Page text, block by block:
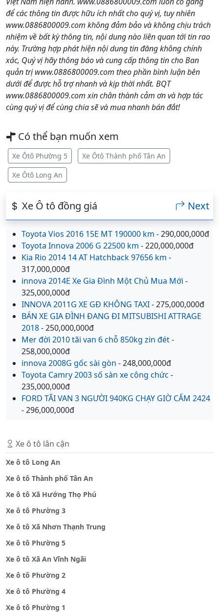
để các thông tin được hữu ích nhất cho quý vị, tuy nhiên
www.0886800009.com không đảm bảo và không chịu trách
nhiệm về bất kỳ thông tin, nội dung nào liên quan tới tin rao
này. Trường hợp phát hiện nội dung tin đăng không chính
xác, Quý vị hãy thông báo và cung cấp thông tin cho Ban
quản trị www.0886800009.com theo phần bình luận bên
dưới để được hỗ trợ nhanh và kịp thời nhất. BQT
www.0886800009.com xin chân thành cảm ơn và hợp tác
cùng quý vị để cùng chia sẽ và mua nhanh bán đắt!
Có thể bạn muốn xem
Xe Ôtô Phường 5 Xe Ôtô Thành phố Tân An
Xe Ôtô Long An
Xe Ô tô đồng giá Next
Toyota Vios 2016 15E MT 190000 km - 290,000,000đ
Toyota Innova 2006 G 22500 km - 220,000,000đ
Kia Rio 2014 14 AT Hatchback 97656 km -
317,000,000đ
innova 2014E Xe Gia Đình Một Chủ Mua Mới -
325,000,000đ
INNOVA 2011G XE GĐ KHÔNG TAXI- 275,000,000đ
BÁN XE GIA ĐÌNH ĐANG ĐI MITSUBISHI ATTRAGE
2018- 250,000,000đ
Mer đời 2010 tãi van 6 chỗ 850kg zin đét-
258,000,000đ
innova 2008G gốc sài gòn - 248,000,000đ
Toyota Camry 2003 số sàn xe công chức -
235,000,000đ
FORD TÃI VAN 3 NGƯỜI 940KG CHẠY GIỜ CẤM 2424
- 296,000,000đ
Xe ô tô lân cận
Xe ô tô Long An
Xe ô tô Thành phố Tân An
Xe ô tô Xã Hướng Thọ Phú
Xe ô tô Phường 3
Xe ô tô Xã Nhơn Thạnh Trung
Xe ô tô Phường 5
Xe ô tô Xã An Vĩnh Ngãi
Xe ô tô Phường 2
Xe ô tô Phường 4
Xe ô tô Phường 1